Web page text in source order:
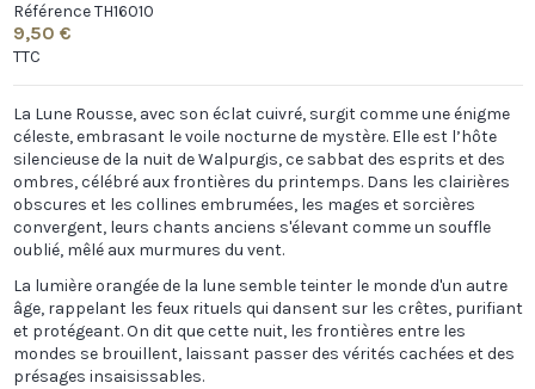
Référence TH16010
9,50 €
TTC
La Lune Rousse, avec son éclat cuivré, surgit comme une énigme
céleste, embrasant le voile nocturne de mystère. Elle est l’hôte
silencieuse de la nuit de Walpurgis, ce sabbat des esprits et des
ombres, célébré aux frontières du printemps. Dans les clairières
obscures et les collines embrumées, les mages et sorcières
convergent, leurs chants anciens s'élevant comme un souffle
oublié, mêlé aux murmures du vent.
La lumière orangée de la lune semble teinter le monde d'un autre
âge, rappelant les feux rituels qui dansent sur les crêtes, purifiant
et protégeant. On dit que cette nuit, les frontières entre les
mondes se brouillent, laissant passer des vérités cachées et des
présages insaisissables.